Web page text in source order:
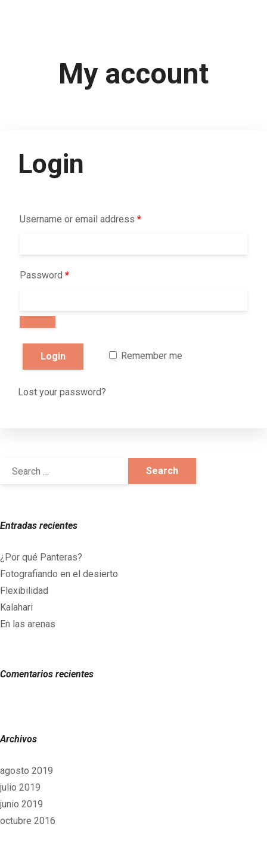
My account
Login
Username or email address *
Password *
Remember me
Lost your password?
Entradas recientes
¿Por qué Panteras?
Fotografiando en el desierto
Flexibilidad
Kalahari
En las arenas
Comentarios recientes
Archivos
agosto 2019
julio 2019
junio 2019
octubre 2016